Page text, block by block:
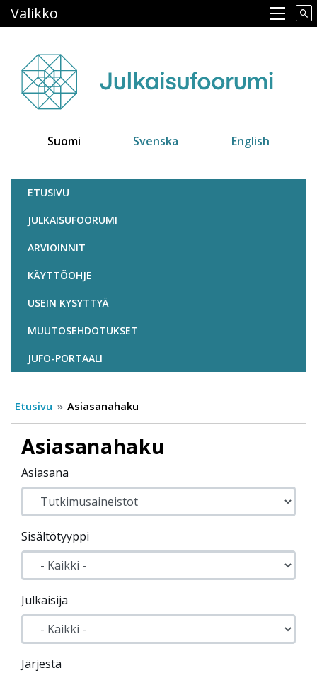
pääsisältöön
Main navigation
Valikko
Suomi Svenska English
Julkaisufoorumi
ETUSIVU
JULKAISUFOORUMI
ARVIOINNIT
KÄYTTÖOHJE
USEIN KYSYTTYÄ
MUUTOSEHDOTUKSET
JUFO-PORTAALI
Etusivu Asiasanahaku
Asiasanahaku
Asiasana
Sisältötyyppi
Julkaisija
Järjestä